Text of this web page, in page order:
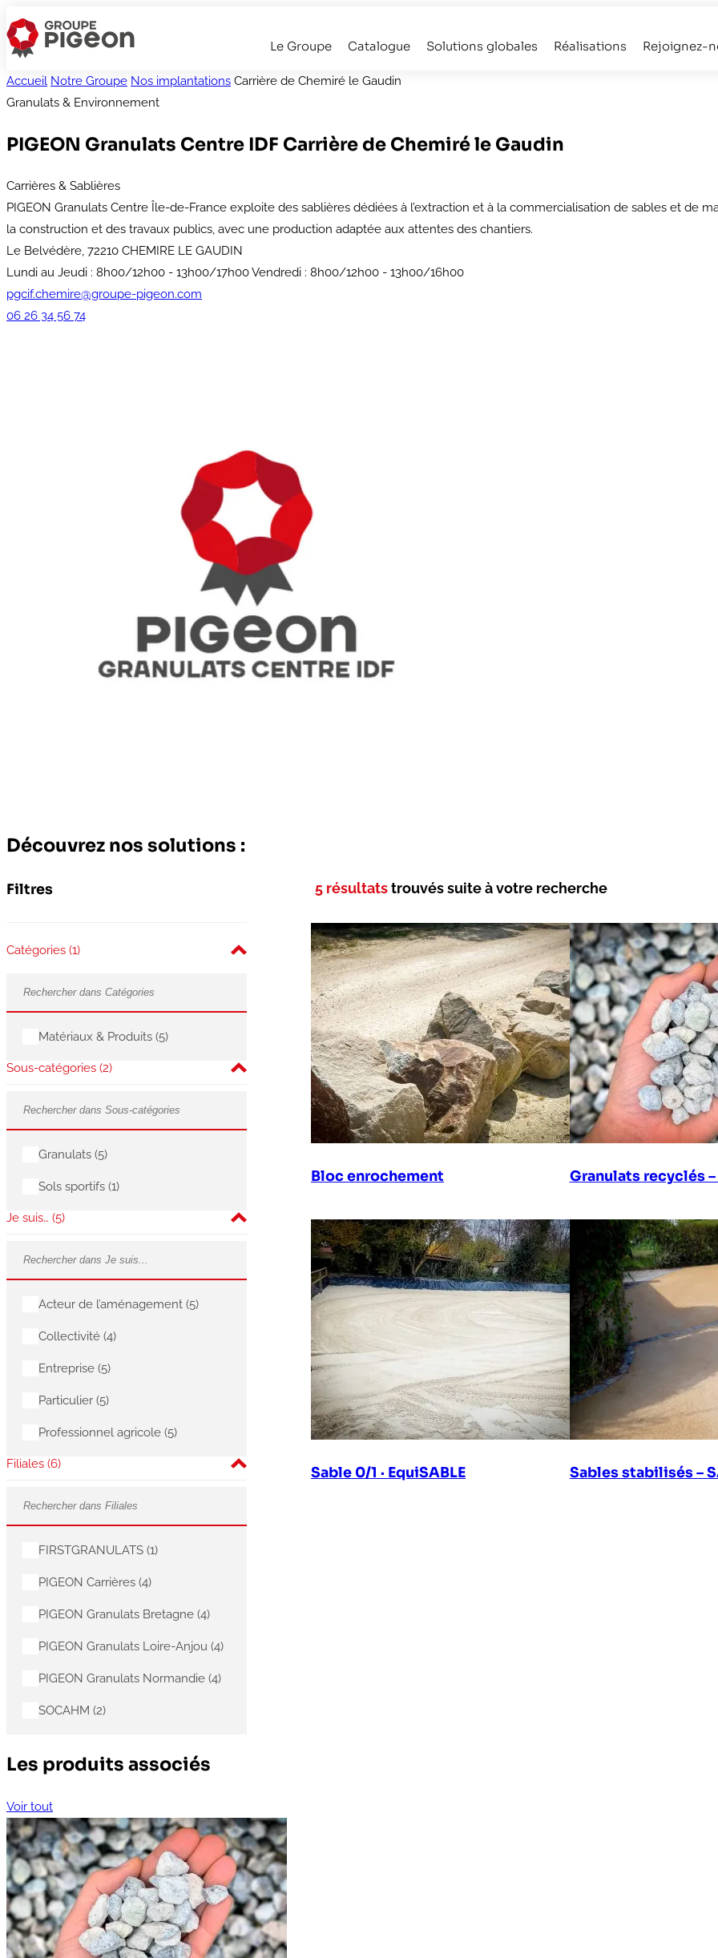
Le Groupe Catalogue Solutions globales Réalisations Rejoignez-
Accueil Notre Groupe Nos implantations Carrière de Chemiré le Gaudin
Granulats & Environnement
PIGEON Granulats Centre IDF Carrière de Chemiré le Gaudin
Carrières & Sablières
PIGEON Granulats Centre Île-de-France exploite des sablières dédiées à l’extraction et à la commercialisation de sables et de
la construction et des travaux publics, avec une production adaptée aux attentes des chantiers.
Le Belvédère, 72210 CHEMIRE LE GAUDIN
Lundi au Jeudi : 8h00/12h00 - 13h00/17h00 Vendredi : 8h00/12h00 - 13h00/16h00
pgcif.chemire@groupe-pigeon.com
06 26 34 56 74
Découvrez nos solutions :
Filtres
Catégories (1)
Matériaux & Produits (5)
Sous-catégories (2)
Granulats (5)
Sols sportifs (1)
Je suis… (5)
Acteur de l’aménagement (5)
Collectivité (4)
Entreprise (5)
Particulier (5)
Professionnel agricole (5)
Filiales (6)
FIRSTGRANULATS (1)
PIGEON Carrières (4)
PIGEON Granulats Bretagne (4)
PIGEON Granulats Loire-Anjou (4)
PIGEON Granulats Normandie (4)
SOCAHM (2)
5 résultatstrouvés suite à votre recherche
Bloc enrochement Granulats recyclés –
Sable 0/1 · EquiSABLE Sables stabilisés –
Les produits associés
Voir tout